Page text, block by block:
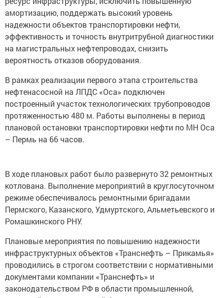
амортизацию, поддержать высокий уровень
надежности объектов транспортировки нефти,
эффективность и точность внутритрубной диагностики
на магистральных нефтепроводах, снизить
вероятность отказов оборудования.
В рамках реализации первого этапа строительства
нефтенасосной на ЛПДС «Оса» подключен
построенный участок технологических трубопроводов
протяженностью 480 м. Работы выполнены в период
плановой остановки транспортировки нефти по МН Оса
– Пермь на 66 часов.
В ходе плановых работ было развернуто 32 ремонтных
котлована. Выполнение мероприятий в круглосуточном
режиме обеспечивалось ремонтными бригадами
Пермского, Казанского, Удмуртского, Альметьевского и
Ромашкинского РНУ.
Плановые мероприятия по повышению надежности
инфраструктурных объектов «Транснефть – Прикамья»
проводились в строгом соответствии с нормативными
документами компании «Транснефть» и
законодательством РФ в области промышленной,